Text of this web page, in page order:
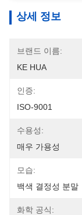
상세 정보
브랜드 이름:
KE HUA
인증:
ISO-9001
수용성:
매우 가용성
모습:
백색 결정성 분말
화학 공식: